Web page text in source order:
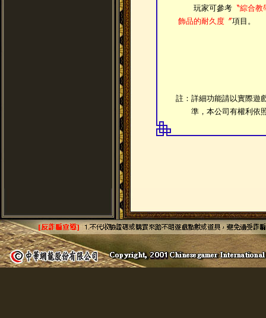
玩家可參考 〝綜合
飾品的耐久度〞項目。
註：詳細功能請以實際遊
準，本公司有權利依